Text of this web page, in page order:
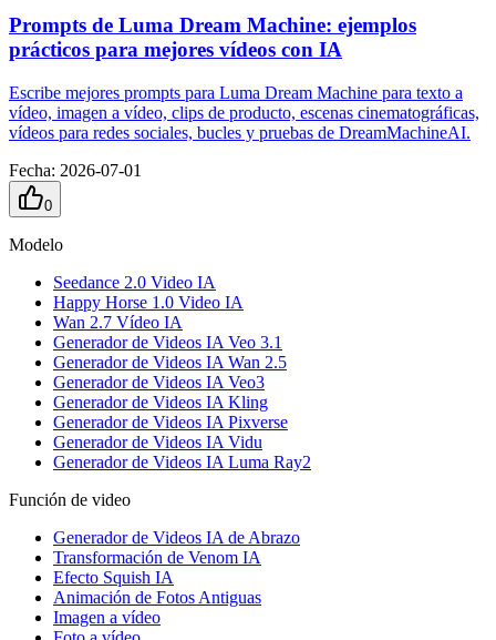
Prompts de Luma Dream Machine: ejemplos
prácticos para mejores vídeos con IA
Escribe mejores prompts para Luma Dream Machine para texto a
vídeo, imagen a vídeo, clips de producto, escenas cinematográficas,
vídeos para redes sociales, bucles y pruebas de DreamMachineAI.
Fecha: 2026-07-01
0
Modelo
Seedance 2.0 Video IA
Happy Horse 1.0 Video IA
Wan 2.7 Vídeo IA
Generador de Videos IA Veo 3.1
Generador de Videos IA Wan 2.5
Generador de Videos IA Veo3
Generador de Videos IA Kling
Generador de Videos IA Pixverse
Generador de Videos IA Vidu
Generador de Videos IA Luma Ray2
Función de video
Generador de Videos IA de Abrazo
Transformación de Venom IA
Efecto Squish IA
Animación de Fotos Antiguas
Imagen a vídeo